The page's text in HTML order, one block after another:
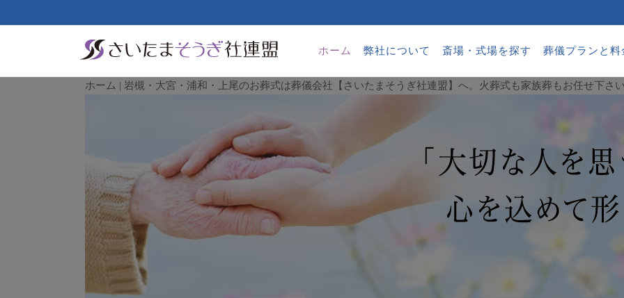
ホーム 弊社について 斎場・式場を探す 葬儀プランと料
ホーム | 岩槻・大宮・浦和・上尾のお葬式は葬儀会社【さいたまそうぎ社連盟】へ。火葬式も家族葬もお任せ下さ